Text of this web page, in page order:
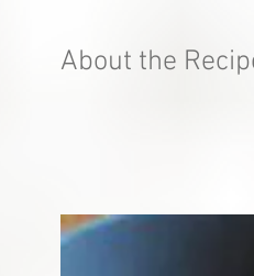
About the